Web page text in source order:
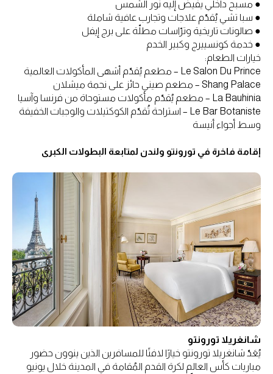
● مسبح داخلي يفيض إليه نور الشمس
● سبا تشي يُقدّم علاجات وتجارب عافية شاملة
● صالونات تاريخية وترّاسات مطلّة على برج إيفل
● خدمة كونسييرج وكبير الخدم
خيارات الطعام:
Le Salon Du Prince – مطعم يُقدّم أشهى المأكولات العالمية
Shang Palace – مطعم صيني حائز على نجمة ميشلان
La Bauhinia – مطعم يُقدّم مأكولات مستوحاة من فرنسا وآسيا
Le Bar Botaniste – استراحة تُقدّم الكوكتيلات والوجبات الخفيفة
وسط أجواء أنيسة
إقامة فاخرة في تورونتو ولندن لمتابعة البطولات الكبرى
شانغريلا تورونتو
يُعَدّ شانغريلا تورونتو خيارًا لافتًا للمسافرين الذين ينوون حضور
مباريات كأس العالم لكرة القدم المُقامة في المدينة خلال يونيو